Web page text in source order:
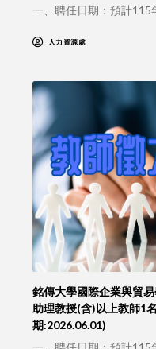
一、聘任日期：預計115
人力資源處
銘傳大學國際企業與貿
助理教授(含)以上教師1
期:2026.06.01)